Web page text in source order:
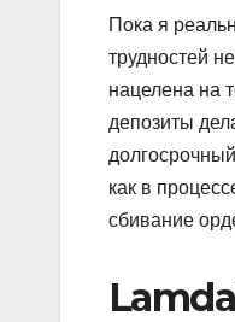
Пока я
трудностей
нацелена на
депозиты
как в
сбивание